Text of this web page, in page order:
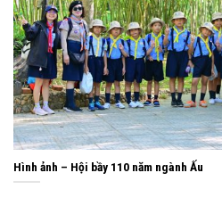
Hình ảnh – Hội bầy 110 năm ngành Ấu